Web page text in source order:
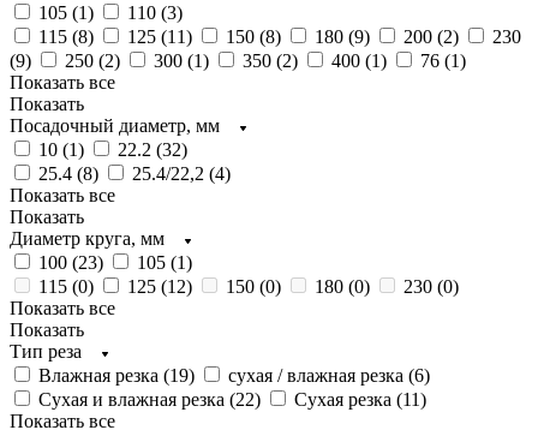
105 (1) 110 (3)
115 (8) 125 (11) 150 (8) 180 (9) 200 (2)
230
(9) 250 (2) 300 (1) 350 (2) 400 (1) 76 (1)
Показать все
Показать
Посадочный диаметр, мм
10 (1) 22.2 (32)
25.4 (8) 25.4/22,2 (4)
Показать все
Показать
Диаметр круга, мм
100 (23) 105 (1)
115 (0) 125 (12) 150 (0) 180 (0) 230 (0)
Показать все
Показать
Тип реза
Влажная резка (19) сухая / влажная резка (6)
Сухая и влажная резка (22) Сухая резка (11)
Показать все